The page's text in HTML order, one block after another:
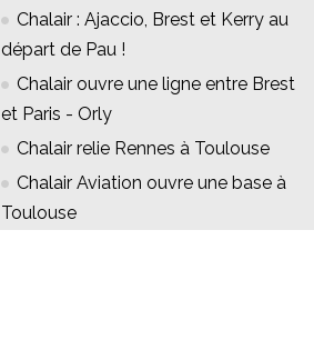
Chalair : Ajaccio, Brest et Kerry au
départ de Pau !
Chalair ouvre une ligne entre Brest
et Paris - Orly
Chalair relie Rennes à Toulouse
Chalair Aviation ouvre une base à
Toulouse